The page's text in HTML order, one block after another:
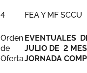
4 FEA Y MF SCCU
Orden
de
Oferta
EVENTUALES
JULIO DE 2
JORNADA